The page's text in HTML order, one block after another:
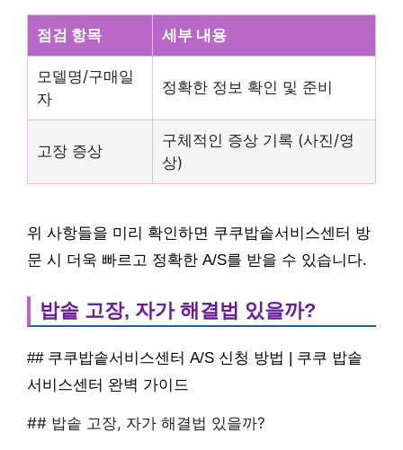
점검 항목 세부 내용
모델명/구매일
자
정확한 정보 확인 및 준비
고장 증상
구체적인 증상 기록 (사진/영
상)
위 사항들을 미리 확인하면 쿠쿠밥솥서비스센터 방
문 시 더욱 빠르고 정확한 A/S를 받을 수 있습니다.
밥솥 고장, 자가 해결법 있을까?
## 쿠쿠밥솥서비스센터 A/S 신청 방법 | 쿠쿠 밥솥
서비스센터 완벽 가이드
## 밥솥 고장, 자가 해결법 있을까?